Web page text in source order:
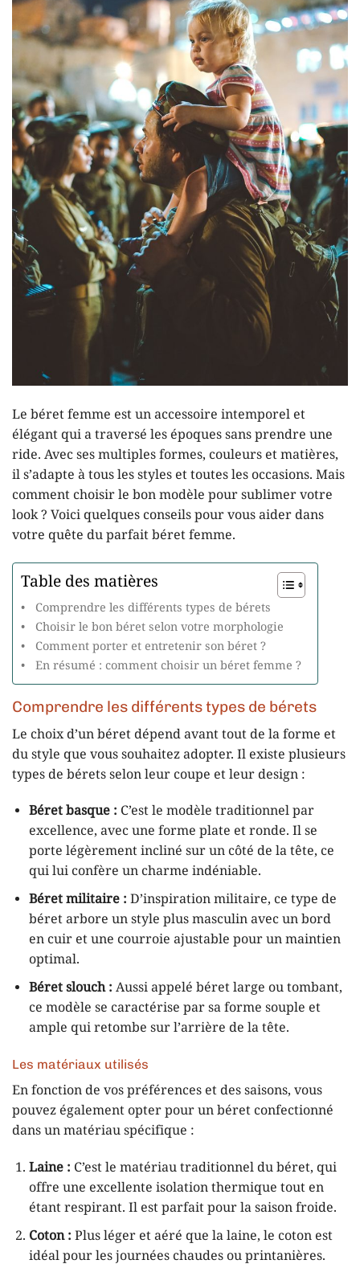
Le béret femme est un accessoire intemporel et
élégant qui a traversé les époques sans prendre une
ride. Avec ses multiples formes, couleurs et matières,
il s’adapte à tous les styles et toutes les occasions. Mais
comment choisir le bon modèle pour sublimer votre
look ? Voici quelques conseils pour vous aider dans
votre quête du parfait béret femme.
Table des matières
Comprendre les différents types de bérets
Choisir le bon béret selon votre morphologie
Comment porter et entretenir son béret ?
En résumé : comment choisir un béret femme ?
Comprendre les différents types de bérets
Le choix d’un béret dépend avant tout de la forme et
du style que vous souhaitez adopter. Il existe plusieurs
types de bérets selon leur coupe et leur design :
Béret basque : C’est le modèle traditionnel par
excellence, avec une forme plate et ronde. Il se
porte légèrement incliné sur un côté de la tête, ce
qui lui confère un charme indéniable.
Béret militaire : D’inspiration militaire, ce type de
béret arbore un style plus masculin avec un bord
en cuir et une courroie ajustable pour un maintien
optimal.
Béret slouch : Aussi appelé béret large ou tombant,
ce modèle se caractérise par sa forme souple et
ample qui retombe sur l’arrière de la tête.
Les matériaux utilisés
En fonction de vos préférences et des saisons, vous
pouvez également opter pour un béret confectionné
dans un matériau spécifique :
Laine : C’est le matériau traditionnel du béret, qui
offre une excellente isolation thermique tout en
étant respirant. Il est parfait pour la saison froide.
Coton : Plus léger et aéré que la laine, le coton est
idéal pour les journées chaudes ou printanières.